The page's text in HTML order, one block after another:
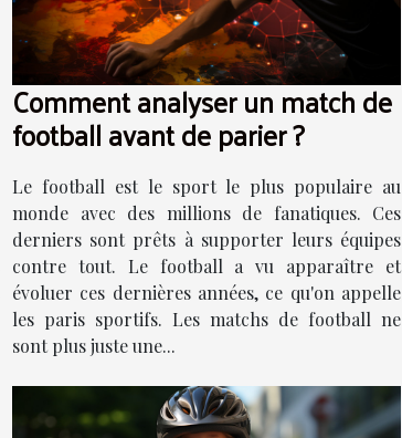
Comment analyser un match de
football avant de parier ?
Le football est le sport le plus populaire au
monde avec des millions de fanatiques. Ces
derniers sont prêts à supporter leurs équipes
contre tout. Le football a vu apparaître et
évoluer ces dernières années, ce qu'on appelle
les paris sportifs. Les matchs de football ne
sont plus juste une...